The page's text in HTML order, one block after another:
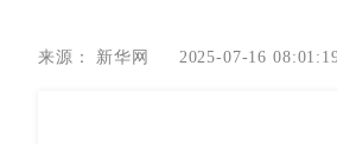
来源： 新华网 2025-07-16